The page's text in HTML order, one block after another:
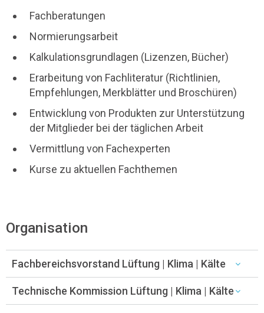
Fachberatungen
Normierungsarbeit
Kalkulationsgrundlagen (Lizenzen, Bücher)
Erarbeitung von Fachliteratur (Richtlinien,
Empfehlungen, Merkblätter und Broschüren)
Entwicklung von Produkten zur Unterstützung
der Mitglieder bei der täglichen Arbeit
Vermittlung von Fachexperten
Kurse zu aktuellen Fachthemen
Organisation
Fachbereichsvorstand Lüftung | Klima | Kälte
Technische Kommission Lüftung | Klima | Kälte